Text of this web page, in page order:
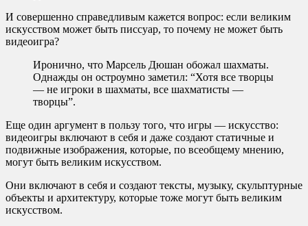
И совершенно справедливым кажется вопрос: если великим
искусством может быть писсуар, то почему не может быть
видеоигра?
Иронично, что Марсель Дюшан обожал шахматы.
Однажды он остроумно заметил: “Хотя все творцы
— не игроки в шахматы, все шахматисты —
творцы”.
Еще один аргумент в пользу того, что игры — искусство:
видеоигры включают в себя и даже создают статичные и
подвижные изображения, которые, по всеобщему мнению,
могут быть великим искусством.
Они включают в себя и создают тексты, музыку, скульптурные
объекты и архитектуру, которые тоже могут быть великим
искусством.